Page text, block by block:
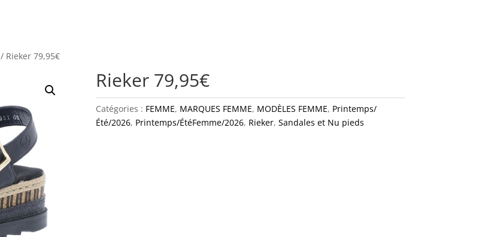
/ Rieker 79,95€
Rieker 79,95€
Catégories : FEMME, MARQUES FEMME, MODÈLES FEMME, Printemps/
Été/2026, Printemps/ÉtéFemme/2026, Rieker, Sandales et Nu pieds